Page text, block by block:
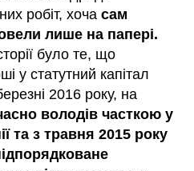
робіт, хоча сам
лише на папері.
було те, що
у статутний капітал
2016 року, на
володів часткою у
та з травня 2015 року